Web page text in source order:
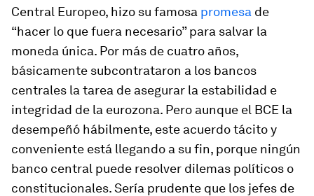
Central Europeo, hizo su famosa promesa de
“hacer lo que fuera necesario” para salvar la
moneda única. Por más de cuatro años,
básicamente subcontrataron a los bancos
centrales la tarea de asegurar la estabilidad e
integridad de la eurozona. Pero aunque el BCE la
desempeñó hábilmente, este acuerdo tácito y
conveniente está llegando a su fin, porque ningún
banco central puede resolver dilemas políticos o
constitucionales. Sería prudente que los jefes de